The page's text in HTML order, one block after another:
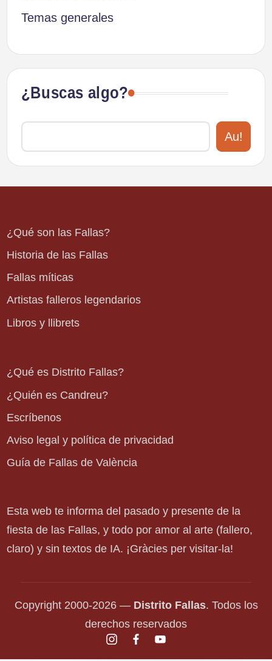
Temas generales
¿Buscas algo?
Au!
¿Qué son las Fallas?
Historia de las Fallas
Fallas míticas
Artistas falleros legendarios
Libros y llibrets
¿Qué es Distrito Fallas?
¿Quién es Candreu?
Escríbenos
Aviso legal y política de privacidad
Guía de Fallas de València
Esta web te informa del pasado y presente de la
fiesta de las Fallas, y todo por amor al arte (fallero,
claro) y sin textos de IA. ¡Gràcies per visitar-la!
Copyright 2000-2026 — Distrito Fallas. Todos los
derechos reservados
instagram.com
facebook.com
youtube.com